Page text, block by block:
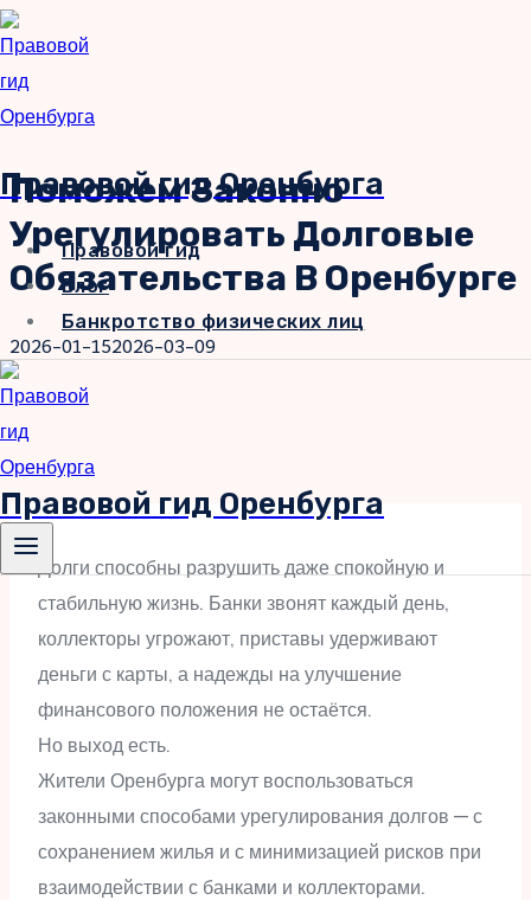
Перейти
к
содержимому
Правовой гид Оренбурга
Правовой гид
Блог
Банкротство физических лиц
Правовой гид Оренбурга
Поможем Законно
Урегулировать Долговые
Обязательства В Оренбурге
2026-01-152026-03-09
Долги способны разрушить даже спокойную и
стабильную жизнь. Банки звонят каждый день,
коллекторы угрожают, приставы удерживают
деньги с карты, а надежды на улучшение
финансового положения не остаётся.
Но выход есть.
Жители Оренбурга могут воспользоваться
законными способами урегулирования долгов — с
сохранением жилья и с минимизацией рисков при
взаимодействии с банками и коллекторами.